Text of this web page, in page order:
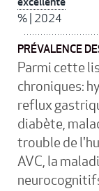
% 2024
PRÉVALENCE
Parmi cette
chroniques:
reflux
diabète,
trouble de
AVC, la